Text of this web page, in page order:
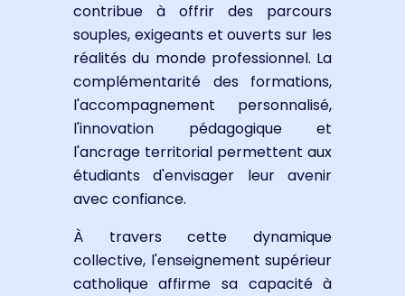
contribue à offrir des parcours
souples, exigeants et ouverts sur les
réalités du monde professionnel. La
complémentarité des formations,
l'accompagnement personnalisé,
l'innovation pédagogique et
l'ancrage territorial permettent aux
étudiants d'envisager leur avenir
avec confiance.
À travers cette dynamique
collective, l'enseignement supérieur
catholique affirme sa capacité à